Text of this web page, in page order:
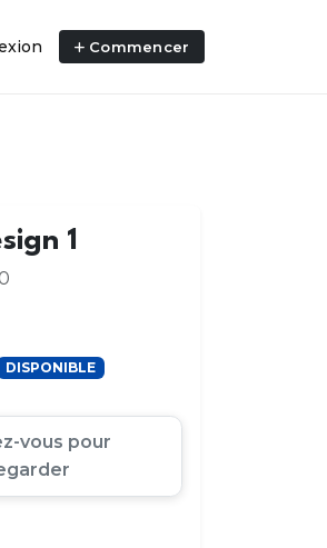
Commencer
1
DISPONIBLE
vous pour